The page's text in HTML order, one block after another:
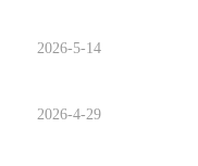
2026-5-14
2026-4-29